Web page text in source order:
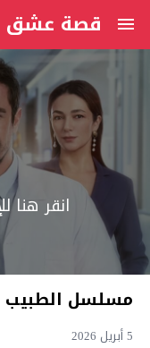
قصة عشق
انقر هنا
مسلسل الطبيب
5 أبريل 2026